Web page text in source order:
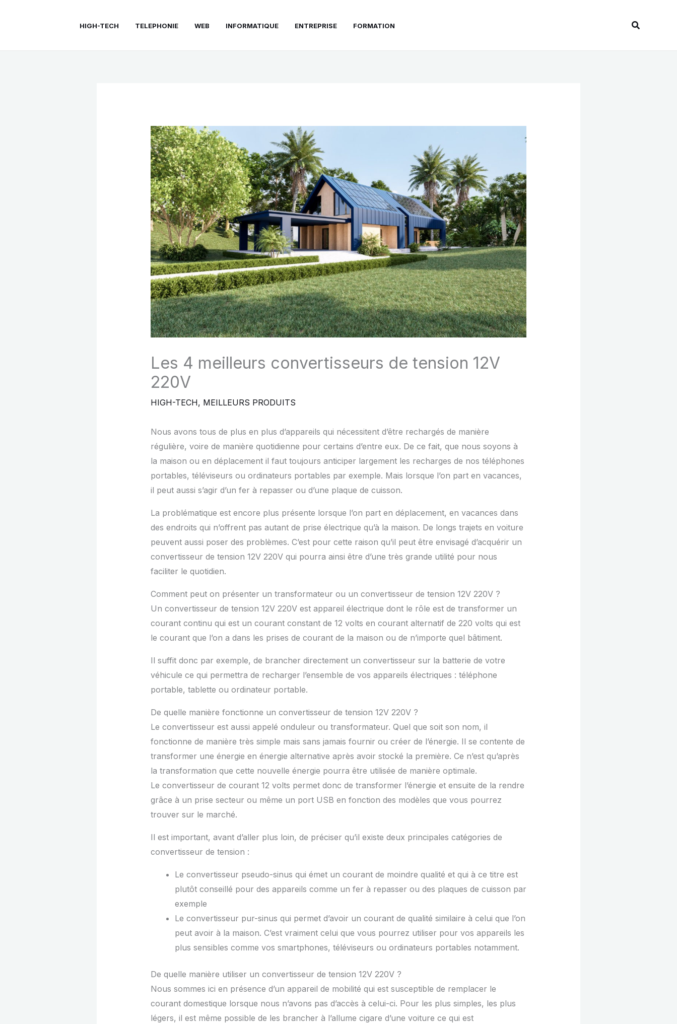
HIGH-TECH TELEPHONIE WEB INFORMATIQUE ENTREPRISE FORMATION
Les 4 meilleurs convertisseurs de tension 12V
220V
HIGH-TECH, MEILLEURS PRODUITS
Nous avons tous de plus en plus d’appareils qui nécessitent d’être rechargés de manière
régulière, voire de manière quotidienne pour certains d’entre eux. De ce fait, que nous soyons à
la maison ou en déplacement il faut toujours anticiper largement les recharges de nos téléphones
portables, téléviseurs ou ordinateurs portables par exemple. Mais lorsque l’on part en vacances,
il peut aussi s’agir d’un fer à repasser ou d’une plaque de cuisson.
La problématique est encore plus présente lorsque l’on part en déplacement, en vacances dans
des endroits qui n’offrent pas autant de prise électrique qu’à la maison. De longs trajets en voiture
peuvent aussi poser des problèmes. C’est pour cette raison qu’il peut être envisagé d’acquérir un
convertisseur de tension 12V 220V qui pourra ainsi être d’une très grande utilité pour nous
faciliter le quotidien.
Comment peut on présenter un transformateur ou un convertisseur de tension 12V 220V ?
Un convertisseur de tension 12V 220V est appareil électrique dont le rôle est de transformer un
courant continu qui est un courant constant de 12 volts en courant alternatif de 220 volts qui est
le courant que l’on a dans les prises de courant de la maison ou de n’importe quel bâtiment.
Il suffit donc par exemple, de brancher directement un convertisseur sur la batterie de votre
véhicule ce qui permettra de recharger l’ensemble de vos appareils électriques : téléphone
portable, tablette ou ordinateur portable.
De quelle manière fonctionne un convertisseur de tension 12V 220V ?
Le convertisseur est aussi appelé onduleur ou transformateur. Quel que soit son nom, il
fonctionne de manière très simple mais sans jamais fournir ou créer de l’énergie. Il se contente de
transformer une énergie en énergie alternative après avoir stocké la première. Ce n’est qu’après
la transformation que cette nouvelle énergie pourra être utilisée de manière optimale.
Le convertisseur de courant 12 volts permet donc de transformer l’énergie et ensuite de la rendre
grâce à un prise secteur ou même un port USB en fonction des modèles que vous pourrez
trouver sur le marché.
Il est important, avant d’aller plus loin, de préciser qu’il existe deux principales catégories de
convertisseur de tension :
Le convertisseur pseudo-sinus qui émet un courant de moindre qualité et qui à ce titre est
plutôt conseillé pour des appareils comme un fer à repasser ou des plaques de cuisson par
exemple
Le convertisseur pur-sinus qui permet d’avoir un courant de qualité similaire à celui que l’on
peut avoir à la maison. C’est vraiment celui que vous pourrez utiliser pour vos appareils les
plus sensibles comme vos smartphones, téléviseurs ou ordinateurs portables notamment.
De quelle manière utiliser un convertisseur de tension 12V 220V ?
Nous sommes ici en présence d’un appareil de mobilité qui est susceptible de remplacer le
courant domestique lorsque nous n’avons pas d’accès à celui-ci. Pour les plus simples, les plus
légers, il est même possible de les brancher à l’allume cigare d’une voiture ce qui est